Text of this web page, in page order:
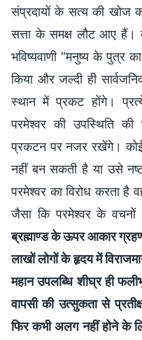
संप्रदायों के सत्य की खोज
सत्ता के समक्ष लौट आए हैं।
भविष्यवाणी “मनुष्य के पुत्र
किया और जल्दी ही
स्थान में प्रकट होंगे।
परमेश्वर की उपस्थिति
प्रकटन पर नजर रखेंगे। कोई
नहीं बन सकती है या उसे
परमेश्वर का विरोध करता है
जैसा कि परमेश्वर के
ब्रह्माण्ड के ऊपर आकार
लाखों लोगों के हृदय में
महान उपलब्धि शीघ्र ही
वापसी की उत्सुकता से
फिर कभी अलग नहीं होने के